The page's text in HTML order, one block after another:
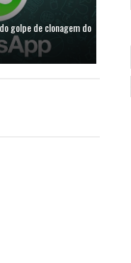
golpe de clonagem do